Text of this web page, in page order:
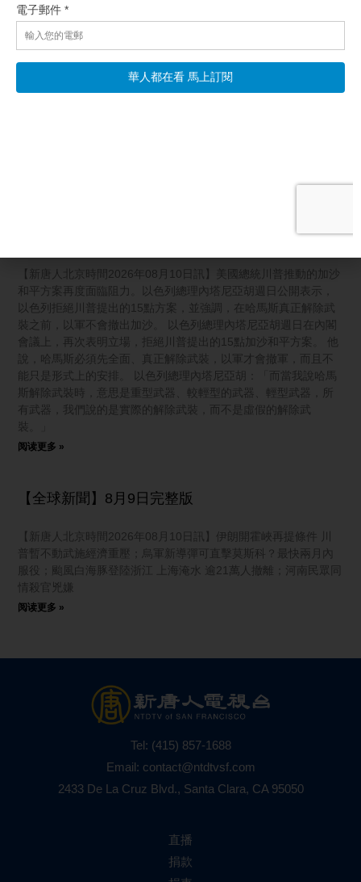
【新聞大解碼】德黑蘭等七城民眾怒吼要生計 川普
將加大經濟壓力
以色列拒加沙15點方案 哈馬斯不繳械就不撤軍
【新唐人北京時間2026年08月10日訊】美國總統川普推動的加沙
和平方案再度面臨阻力。以色列總理內塔尼亞胡週日公開表示，
以色列拒絕川普提出的15點方案，並強調，在哈馬斯真正解除武
裝之前，以軍不會撤出加沙。 以色列總理內塔尼亞胡週日在內閣
會議上，再次表明立場，拒絕川普提出的15點加沙和平方案。 他
說，哈馬斯必須先全面、真正解除武裝，以軍才會撤軍，而且不
能只是形式上的安排。 以色列總理內塔尼亞胡：「而當我說哈馬
斯解除武裝時，意思是重型武器、較輕型的武器、輕型武器，所
有武器，我們說的是實際的解除武裝，而不是虛假的解除武
裝。」
阅读更多 »
【全球新聞】8月9日完整版
【新唐人北京時間2026年08月10日訊】伊朗開霍峽再提條件 川
普暫不動武施經濟重壓；烏軍新導彈可直擊莫斯科？最快兩月內
服役；颱風白海豚登陸浙江 上海淹水 逾21萬人撤離；河南民眾同
情殺官兇嫌
阅读更多 »
Tel: (415) 857-1688
Email: contact@ntdtvsf.com
2433 De La Cruz Blvd., Santa Clara, CA 95050
直播
捐款